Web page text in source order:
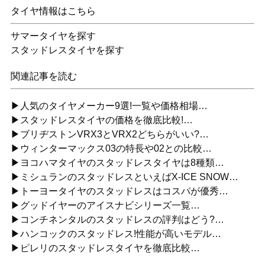
タイヤ情報はこちら
サマータイヤを探す
スタッドレスタイヤを探す
関連記事を読む
▶人気のタイヤメーカー9選!一覧や価格相場…
▶スタッドレスタイヤの価格を徹底比較!…
▶ブリヂストンVRX3とVRX2どちらがいい?…
▶ウィンターマックス03の特長や02との比較…
▶ヨコハマタイヤのスタッドレスタイヤは8種類…
▶ミシュランのスタッドレスといえばX-ICE SNOW…
▶トーヨータイヤのスタッドレスはコスパが優秀…
▶グッドイヤーのアイスナビシリーズ一覧…
▶コンチネンタルのスタッドレスの評判はどう?…
▶ハンコックのスタッドレス!性能が高いモデル…
▶ピレリのスタッドレスタイヤを徹底比較…